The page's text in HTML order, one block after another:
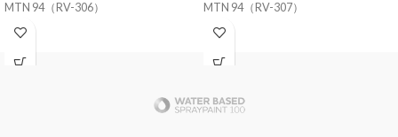
MTN 94（RV-306） MTN 94（RV-307）